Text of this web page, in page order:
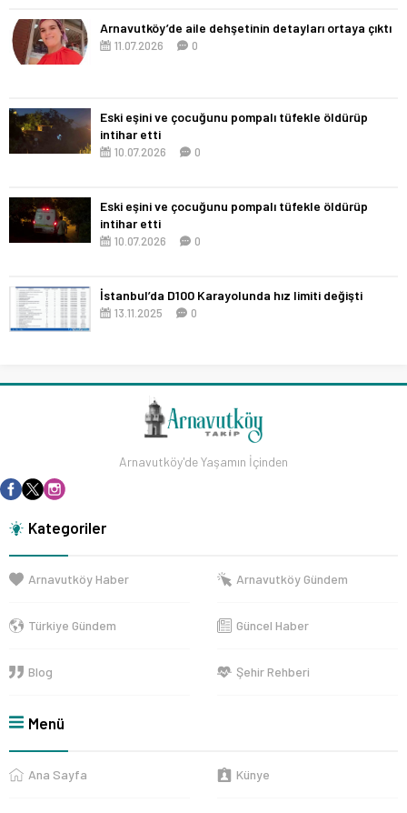
Arnavutköy’de aile dehşetinin detayları ortaya çıktı
11.07.2026 0
Eski eşini ve çocuğunu pompalı tüfekle öldürüp
intihar etti
10.07.2026 0
Eski eşini ve çocuğunu pompalı tüfekle öldürüp
intihar etti
10.07.2026 0
İstanbul’da D100 Karayolunda hız limiti değişti
13.11.2025 0
Arnavutköy'de Yaşamın İçinden
Kategoriler
Arnavutköy Haber Arnavutköy Gündem
Türkiye Gündem Güncel Haber
Blog Şehir Rehberi
Menü
Ana Sayfa Künye